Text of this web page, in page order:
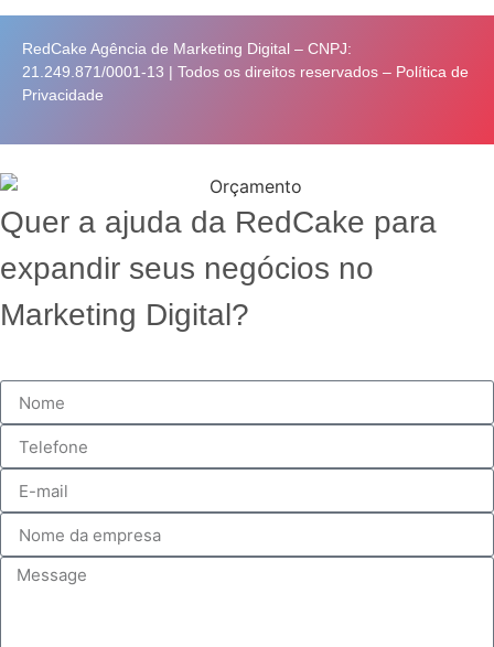
RedCake Agência de Marketing Digital – CNPJ:
21.249.871/0001-13 | Todos os direitos reservados – Política de
Privacidade
Quer a ajuda da RedCake para
expandir seus negócios no
Marketing Digital?